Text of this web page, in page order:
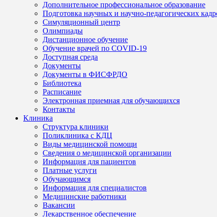
Дополнительное профессиональное образование
Подготовка научных и научно-педагогических
Симуляционный центр
Олимпиады
Дистанционное обучение
Обучение врачей по COVID-19
Доступная среда
Документы
Документы в ФИСФРДО
Библиотека
Расписание
Электронная приемная для обучающихся
Контакты
Клиника
Структура клиники
Поликлиника с КДЦ
Виды медицинской помощи
Сведения о медицинской организации
Информация для пациентов
Платные услуги
Обучающимся
Информация для специалистов
Медицинские работники
Вакансии
Лекарственное обеспечение